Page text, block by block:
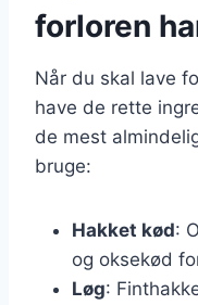
forloren
Når du skal lave
have de rette
de mest
bruge:
Hakket kød:
og oksekød
Løg: